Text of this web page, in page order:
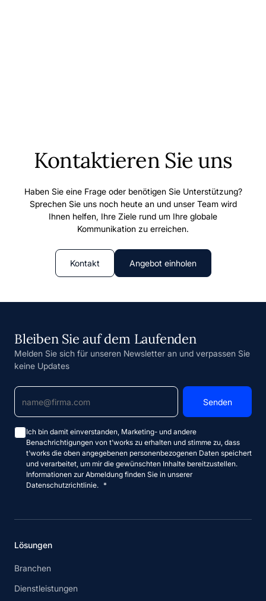
Kontaktieren Sie uns
Haben Sie eine Frage oder benötigen Sie Unterstützung?
Sprechen Sie uns noch heute an und unser Team wird
Ihnen helfen, Ihre Ziele rund um Ihre globale
Kommunikation zu erreichen.
Kontakt Angebot einholen
Bleiben Sie auf dem Laufenden
Melden Sie sich für unseren Newsletter an und verpassen Sie
keine Updates
Ich bin damit einverstanden, Marketing- und andere
Benachrichtigungen von t'works zu erhalten und stimme zu, dass
t'works die oben angegebenen personenbezogenen Daten speichert
und verarbeitet, um mir die gewünschten Inhalte bereitzustellen.
Informationen zur Abmeldung finden Sie in unserer
Datenschutzrichtlinie. *
Lösungen
Branchen
Dienstleistungen